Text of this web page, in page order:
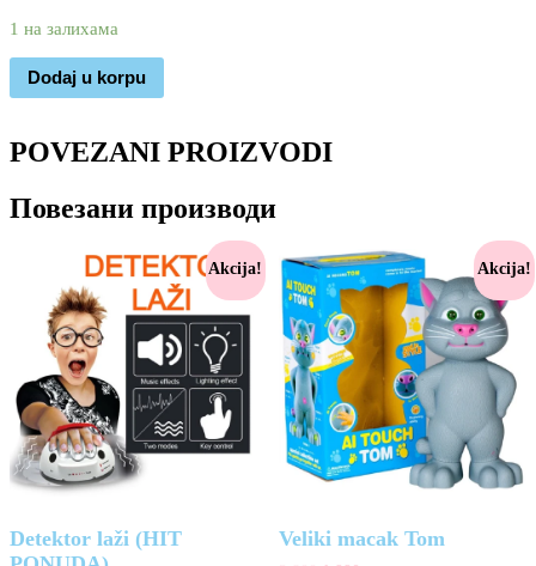
1 на залихама
Dodaj u korpu
POVEZANI PROIZVODI
Повезани производи
Akcija!
Detektor laži (HIT
Akcija!
Veliki macak Tom